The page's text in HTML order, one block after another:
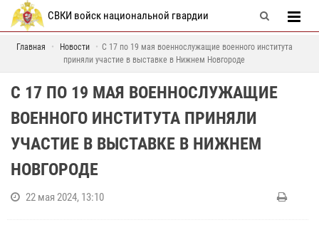
СВКИ войск национальной гвардии
Главная Новости
С 17 по 19 мая военнослужащие военного института
приняли участие в выставке в Нижнем Новгороде
С 17 ПО 19 МАЯ ВОЕННОСЛУЖАЩИЕ
ВОЕННОГО ИНСТИТУТА ПРИНЯЛИ
УЧАСТИЕ В ВЫСТАВКЕ В НИЖНЕМ
НОВГОРОДЕ
22 мая 2024, 13:10